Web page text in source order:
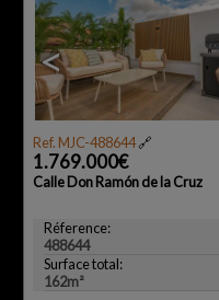
<
Ref. MJC-488644🔗
1.769.000€
Calle Don Ramón de la Cruz
Réference:
488644
Surface total:
162m²